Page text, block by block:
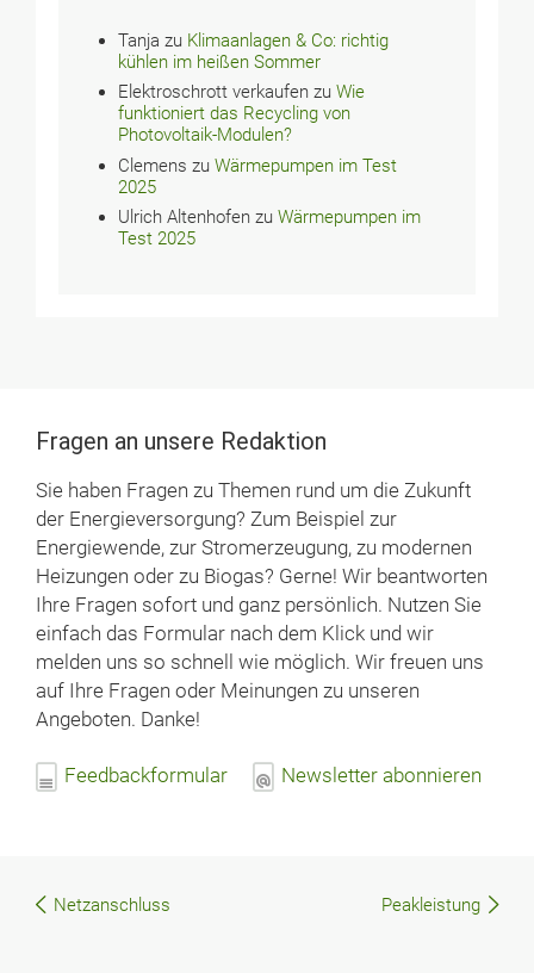
Tanja zu Klimaanlagen & Co: richtig
kühlen im heißen Sommer
Elektroschrott verkaufen zuWie
funktioniert das Recycling von
Photovoltaik-Modulen?
Clemens zuWärmepumpen im Test
2025
Ulrich Altenhofen zuWärmepumpen im
Test 2025
Fragen an unsere Redaktion
Sie haben Fragen zu Themen rund um die Zukunft
der Energieversorgung? Zum Beispiel zur
Energiewende, zur Stromerzeugung, zu modernen
Heizungen oder zu Biogas? Gerne! Wir beantworten
Ihre Fragen sofort und ganz persönlich. Nutzen Sie
einfach das Formular nach dem Klick und wir
melden uns so schnell wie möglich. Wir freuen uns
auf Ihre Fragen oder Meinungen zu unseren
Angeboten. Danke!
Feedbackformular Newsletter abonnieren
Beitragsnavigation
Netzanschluss Peakleistung